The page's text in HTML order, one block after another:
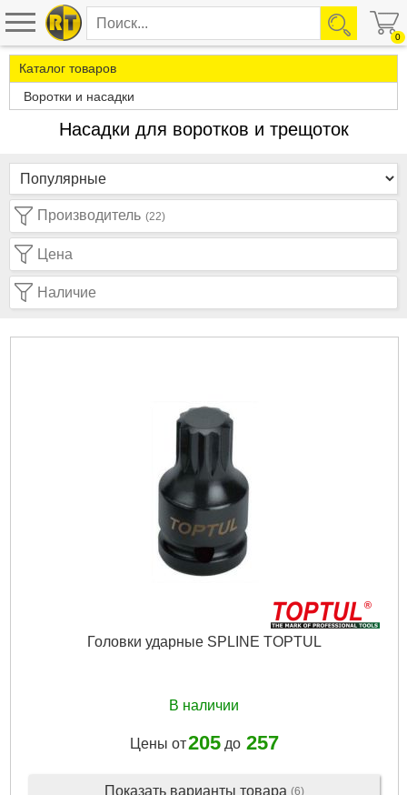
0
Каталог товаров
Воротки и насадки
Насадки для воротков и трещоток
Производитель (22)
Цена
Наличие
Головки ударные SPLINE TOPTUL
В наличии
Цены от205до 257
Показать варианты товара (6)